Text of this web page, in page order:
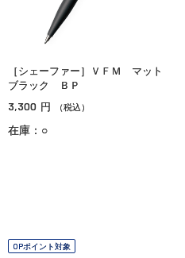
［シェーファー］ＶＦＭ マット
ブラック ＢＰ
3,300 円 （税込）
在庫：○
OPポイント対象